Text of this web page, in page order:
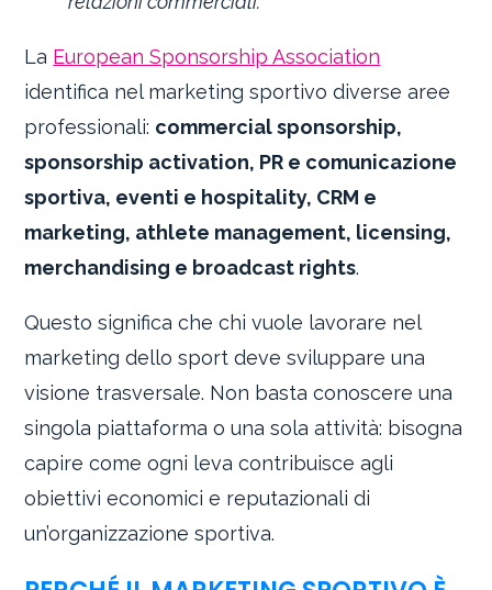
La European Sponsorship Association
identifica nel marketing sportivo diverse aree
professionali: commercial sponsorship,
sponsorship activation, PR e comunicazione
sportiva, eventi e hospitality, CRM e
marketing, athlete management, licensing,
merchandising e broadcast rights.
Questo significa che chi vuole lavorare nel
marketing dello sport deve sviluppare una
visione trasversale. Non basta conoscere una
singola piattaforma o una sola attività: bisogna
capire come ogni leva contribuisce agli
obiettivi economici e reputazionali di
un’organizzazione sportiva.